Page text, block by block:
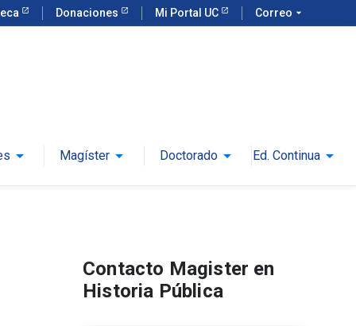
Donaciones Mi Portal UC Correo arrow_drop_down
arrow_drop_down Magíster arrow_drop_down Doctoradoarrow_drop_down Ed. Continua arrow_drop_down
Contacto Magister en
Historia Pública